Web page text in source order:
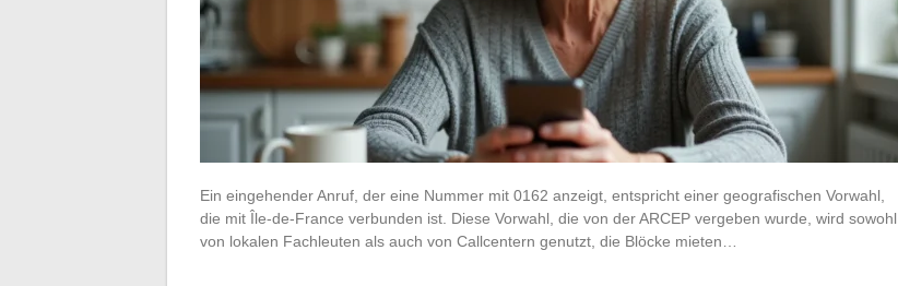
Ein eingehender Anruf, der eine Nummer mit 0162 anzeigt, entspricht einer geografischen Vorwahl,
die mit Île-de-France verbunden ist. Diese Vorwahl, die von der ARCEP vergeben wurde, wird sowohl
von lokalen Fachleuten als auch von Callcentern genutzt, die Blöcke mieten…